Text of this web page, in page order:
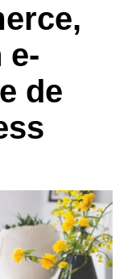
e-
de